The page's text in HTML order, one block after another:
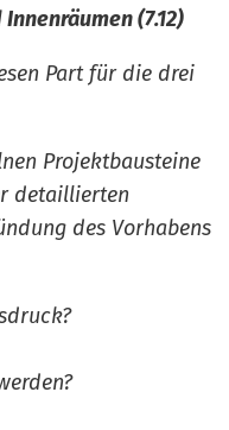
(7.12)
Part für die drei
Projektbausteine
detaillierten
des Vorhabens